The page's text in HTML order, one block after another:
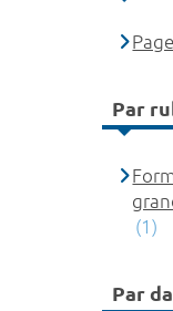
Par
(1)
Par